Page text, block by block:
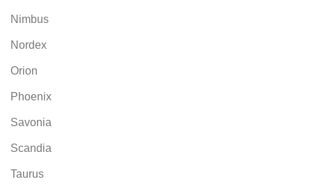
Nimbus
Nordex
Orion
Phoenix
Savonia
Scandia
Taurus